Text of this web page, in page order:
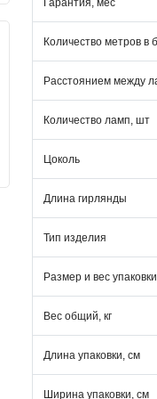
Гарантия, мес
Количество метров в
Расстоянием между
Количество ламп, шт
Цоколь
Длина гирлянды
Тип изделия
Размер и вес упаковки
Вес общий, кг
Длина упаковки, см
Ширина упаковки, см